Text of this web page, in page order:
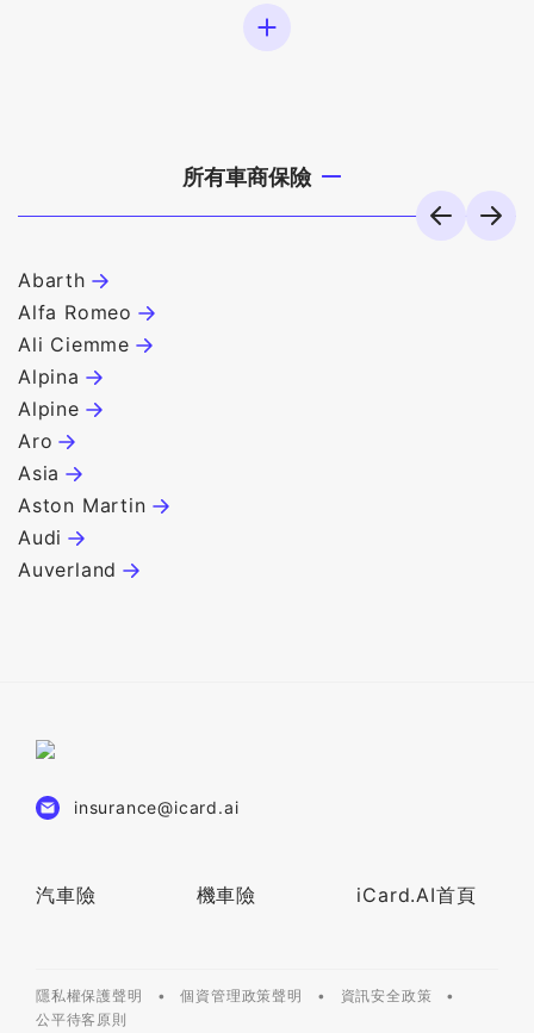
所有車商保險
Abarth
Alfa Romeo
Ali Ciemme
Alpina
Alpine
Aro
Asia
Aston Martin
Audi
Auverland
insurance@icard.ai
汽車險 機車險 iCard.AI首頁
隱私權保護聲明 個資管理政策聲明
資訊安全政策
公平待客原則